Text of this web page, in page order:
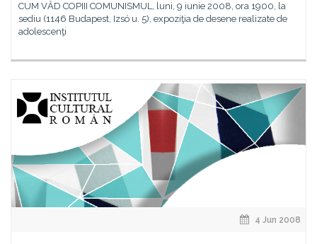
CUM VĂD COPIII COMUNISMUL, luni, 9 iunie 2008, ora 1900, la
sediu (1146 Budapest, Izsó u. 5), expoziţia de desene realizate de
adolescenţi
4 Jun 2008